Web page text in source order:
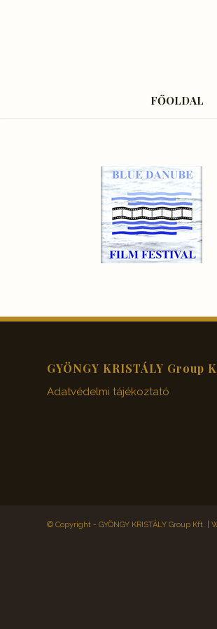
FŐOLDAL
GYÖNGY KRISTÁLY Group
Adatvédelmi tájékoztató
© Copyright - GYÖNGY KRISTÁLY Group Kft. |